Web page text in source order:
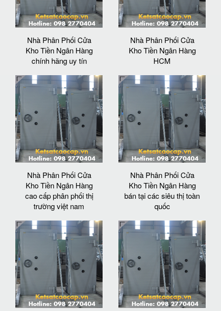
Nhà Phân Phối Cửa
Kho Tiền Ngân Hàng
chính hãng uy tín
Nhà Phân Phối Cửa
Kho Tiền Ngân Hàng
HCM
Nhà Phân Phối Cửa
Kho Tiền Ngân Hàng
cao cấp phân phối thị
trường việt nam
Nhà Phân Phối Cửa
Kho Tiền Ngân Hàng
bán tại các siêu thị toàn
quốc